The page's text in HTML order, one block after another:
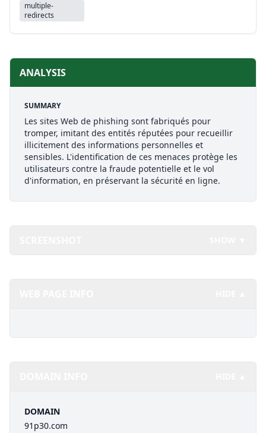
multiple-
redirects
ANALYSIS
SUMMARY
Les sites Web de phishing sont fabriqués pour
tromper, imitant des entités réputées pour recueillir
illicitement des informations personnelles et
sensibles. L'identification de ces menaces protège les
utilisateurs contre la fraude potentielle et le vol
d'information, en préservant la sécurité en ligne.
DOMAIN
91p30.com